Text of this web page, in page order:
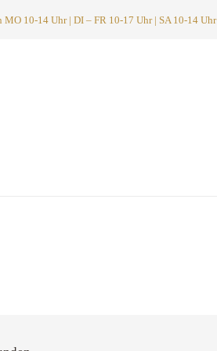
10-14 Uhr | DI – FR 10-17 Uhr | SA 10-14 Uhr